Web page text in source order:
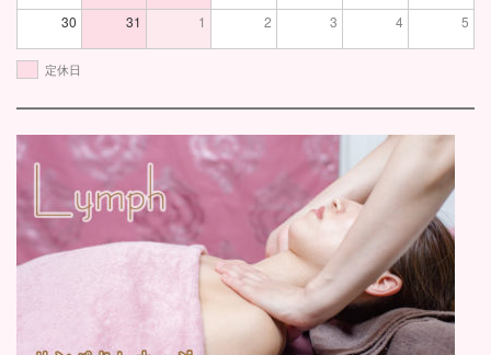
30 31 1 2 3 4 5
定休日